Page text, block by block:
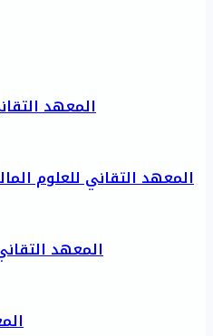
المعهد
المعهد التقاني للعلوم
المعهد